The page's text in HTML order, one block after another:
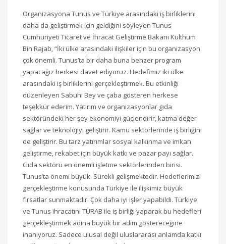
Organizasyona Tunus ve Türkiye arasındaki iş birliklerini
daha da geliştirmek için geldiğini söyleyen Tunus
Cumhuriyeti Ticaret ve İhracat Geliştirme Bakanı Kulthum
Bin Rajab, “İki ülke arasındaki ilişkiler için bu organizasyon
çok önemli. Tunus’ta bir daha buna benzer program
yapacağız herkesi davet ediyoruz. Hedefimiz iki ülke
arasındaki iş birliklerini gerçekleştirmek. Bu etkinliği
düzenleyen Sabuhi Bey ve çaba gösteren herkese
teşekkür ederim. Yatırım ve organizasyonlar gıda
sektöründeki her şey ekonomiyi güçlendirir, katma değer
sağlar ve teknolojiyi geliştirir. Kamu sektörlerinde iş birliğini
de geliştirir. Bu tarz yatırımlar sosyal kalkınma ve imkan
geliştirme, rekabet için büyük katkı ve pazar payı sağlar.
Gıda sektörü en önemli işletme sektörlerinden birisi.
Tunus’ta önemi büyük. Sürekli gelişmektedir. Hedeflerimizi
gerçekleştirme konusunda Türkiye ile ilişkimiz büyük
fırsatlar sunmaktadır. Çok daha iyi işler yapabildi. Türkiye
ve Tunus ihracatını TÜRAB ile iş birliği yaparak bu hedefleri
gerçekleştirmek adına büyük bir adım göstereceğine
inanıyoruz. Sadece ulusal değil uluslararası anlamda katkı